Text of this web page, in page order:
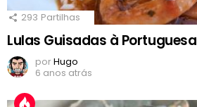
293 Partilhas
Lulas Guisadas à Portuguesa
porHugo
6 anos atrás